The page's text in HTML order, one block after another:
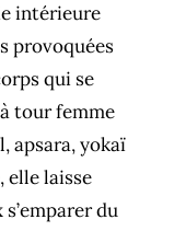
intérieure
provoquées
qui se
tour femme
apsara, yokaï
elle laisse
du